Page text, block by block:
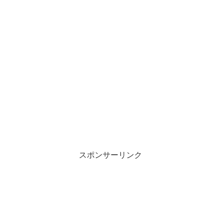
スポンサーリンク